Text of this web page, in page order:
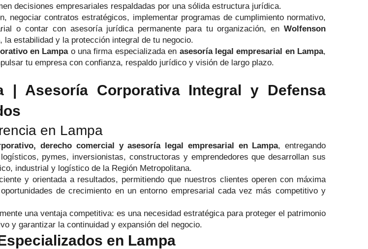
decisiones empresariales respaldadas por una sólida estructura jurídica.
negociar contratos estratégicos, implementar programas de cumplimiento normativo,
o contar con asesoría jurídica permanente para tu organización, en Wolfenson
estabilidad y la protección integral de tu negocio.
en Lampao una firma especializada en asesoría legal empresarial en Lampa,
tu empresa con confianza, respaldo jurídico y visión de largo plazo.
| Asesoría Corporativa Integral y Defensa
en Lampa
derecho comercial y asesoría legal empresarial en Lampa, entregando
pymes, inversionistas, constructoras y emprendedores que desarrollan sus
industrial y logístico de la Región Metropolitana.
y orientada a resultados, permitiendo que nuestros clientes operen con máxima
de crecimiento en un entorno empresarial cada vez más competitivo y
una ventaja competitiva: es una necesidad estratégica para proteger el patrimonio
y garantizar la continuidad y expansión del negocio.
en Lampa